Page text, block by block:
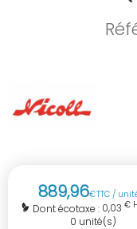
889,96€TTC /
Dont écotaxe : 0,03
0 unité(s)